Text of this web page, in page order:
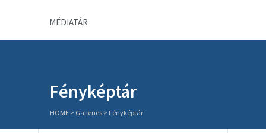
MÉDIATÁR
Fényképtár
HOME > Galleries > Fényképtár